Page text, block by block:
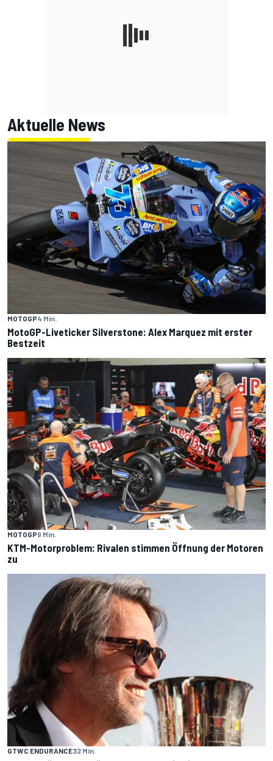
Aktuelle News
MOTOGP4 Min.
MotoGP-Liveticker Silverstone: Alex Marquez mit erster
Bestzeit
MOTOGP9 Min.
KTM-Motorproblem: Rivalen stimmen Öffnung der Motoren
zu
GTWC ENDURANCE32 Min.